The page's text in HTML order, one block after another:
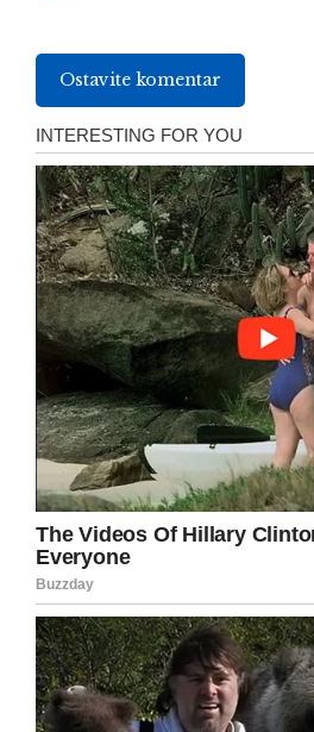
Ostavite komentar